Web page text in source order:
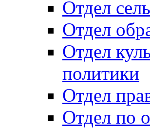
Отдел
Отдел
Отдел
политики
Отдел
Отдел по